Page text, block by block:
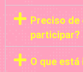
Preciso de
participar?
O que